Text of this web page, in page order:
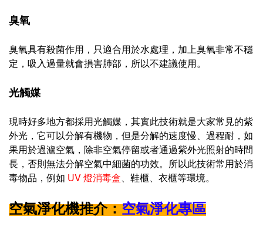
臭氧
臭氧具有殺菌作用， 只適合用於水處理 ，加上臭氧非常不穩
定，吸入過量就會損害肺部，所以不建議使用。
光觸媒
現時好多地方都採用光觸媒，其實此技術就是大家常見的紫
外光，它可以分解有機物，但是分解的速度慢、過程耐，如
果用於過瀘空氣， 除非空氣停留或者通過紫外光照射的時間
長，否則無法分解空氣中細菌的功效。所以此技術常用於消
毒物品，例如 UV 燈消毒盒、鞋櫃、衣櫃等環境。
空氣淨化機推介：空氣淨化專區